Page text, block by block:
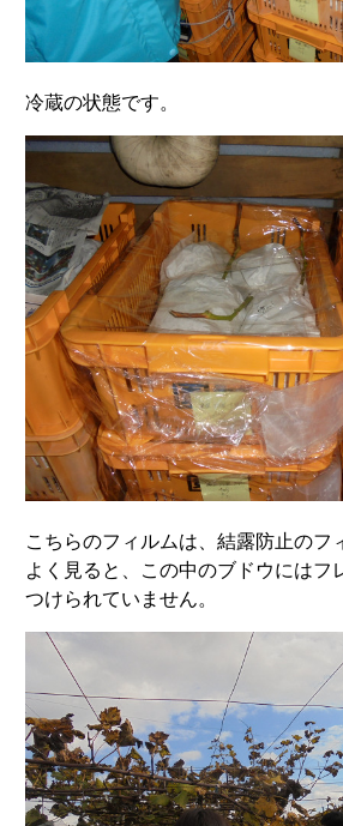
冷蔵の状態です。
こちらのフィルムは、結露防止のフ
よく見ると、この中のブドウにはフ
つけられていません。